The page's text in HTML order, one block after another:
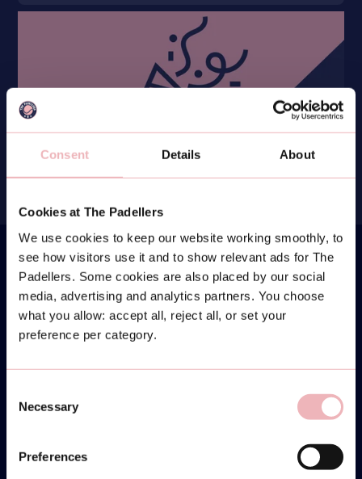
Consent Details About
Cookies at The Padellers
We use cookies to keep our website working smoothly, to
see how visitors use it and to show relevant ads for The
Padellers. Some cookies are also placed by our social
media, advertising and analytics partners. You choose
what you allow: accept all, reject all, or set your
preference per category.
Selection
Necessary
Preferences
REVIEW ITEM
Review
REVIEW ITEM